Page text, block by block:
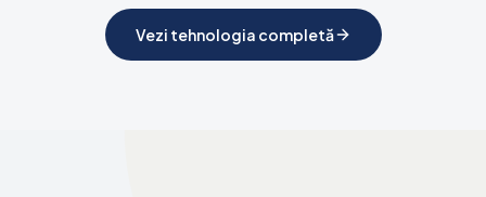
Vezi tehnologia completă